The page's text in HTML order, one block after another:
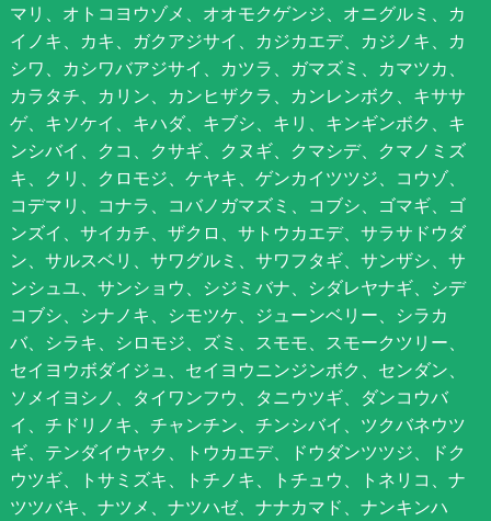
マリ、オトコヨウゾメ、オオモクゲンジ、オニグルミ、カ
イノキ、カキ、ガクアジサイ、カジカエデ、カジノキ、カ
シワ、カシワバアジサイ、カツラ、ガマズミ、カマツカ、
カラタチ、カリン、カンヒザクラ、カンレンボク、キササ
ゲ、キソケイ、キハダ、キブシ、キリ、キンギンボク、キ
ンシバイ、クコ、クサギ、クヌギ、クマシデ、クマノミズ
キ、クリ、クロモジ、ケヤキ、ゲンカイツツジ、コウゾ、
コデマリ、コナラ、コバノガマズミ、コブシ、ゴマギ、ゴ
ンズイ、サイカチ、ザクロ、サトウカエデ、サラサドウダ
ン、サルスベリ、サワグルミ、サワフタギ、サンザシ、サ
ンシュユ、サンショウ、シジミバナ、シダレヤナギ、シデ
コブシ、シナノキ、シモツケ、ジューンベリー、シラカ
バ、シラキ、シロモジ、ズミ、スモモ、スモークツリー、
セイヨウボダイジュ、セイヨウニンジンボク、センダン、
ソメイヨシノ、タイワンフウ、タニウツギ、ダンコウバ
イ、チドリノキ、チャンチン、チンシバイ、ツクバネウツ
ギ、テンダイウヤク、トウカエデ、ドウダンツツジ、ドク
ウツギ、トサミズキ、トチノキ、トチュウ、トネリコ、ナ
ツツバキ、ナツメ、ナツハゼ、ナナカマド、ナンキンハ